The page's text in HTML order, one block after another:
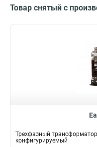
Товар снятый с
Трехфазный
конфигурируемый